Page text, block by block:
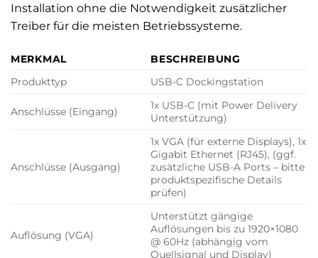
Installation ohne die Notwendigkeit zusätzlicher
Treiber für die meisten Betriebssysteme.
MERKMAL
BESCHREIBUNG
Produkttyp
USB-C Dockingstation
Anschlüsse (Eingang)
1x USB-C (mit Power Delivery
Unterstützung)
Anschlüsse (Ausgang)
1x VGA (für externe Displays), 1x
Gigabit Ethernet (RJ45), (ggf.
zusätzliche USB-A Ports – bitte
produktspezifische Details
prüfen)
Auflösung (VGA)
Unterstützt gängige
Auflösungen bis zu 1920×1080
@ 60Hz (abhängig vom
Quellsignal und Display)